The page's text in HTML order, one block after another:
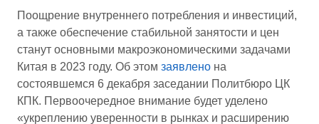
Поощрение внутреннего потребления и инвестиций,
а также обеспечение стабильной занятости и цен
станут основными макроэкономическими задачами
Китая в 2023 году. Об этом заявлено на
состоявшемся 6 декабря заседании Политбюро ЦК
КПК. Первоочередное внимание будет уделено
«укреплению уверенности в рынках и расширению